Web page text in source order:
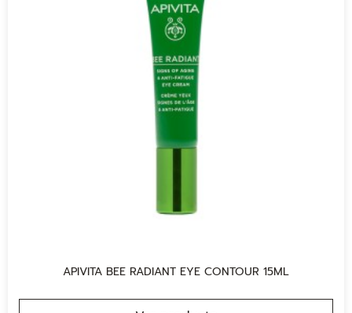
APIVITA BEE RADIANT EYE CONTOUR 15ML